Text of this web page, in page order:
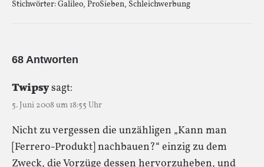
Stichwörter:Galileo, ProSieben, Schleichwerbung
68 Antworten
Twipsysagt:
5. Juni 2008 um 18:55 Uhr
Nicht zu vergessen die unzähligen „Kann man
[Ferrero-Produkt] nachbauen?“ einzig zu dem
Zweck, die Vorzüge dessen hervorzuheben, und